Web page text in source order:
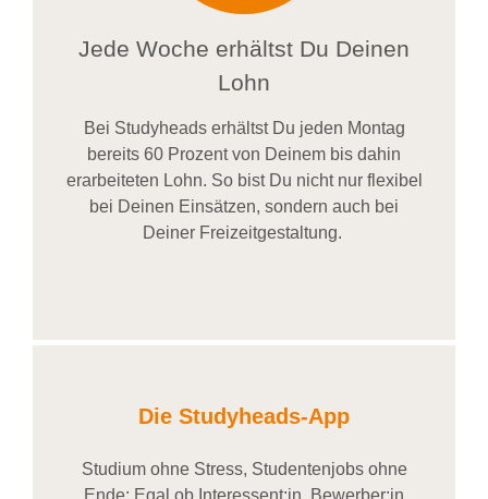
Jede Woche erhältst Du Deinen
Lohn
Bei Studyheadserhältst Du jeden Montag
bereits 60 Prozent von Deinem bis dahin
erarbeiteten Lohn. So bist Du nicht nur flexibel
bei Deinen Einsätzen, sondern auch bei
DeinerFreizeitgestaltung.
Die Studyheads-App
Studium ohne Stress, Studentenjobs ohne
Ende: Egal ob Interessent:in, Bewerber:in